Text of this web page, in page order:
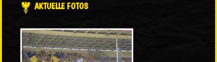
AKTUELLE FOTOS